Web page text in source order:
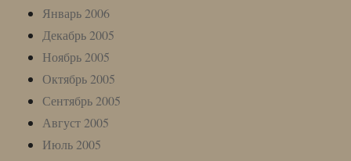
Январь 2006
Декабрь 2005
Ноябрь 2005
Октябрь 2005
Сентябрь 2005
Август 2005
Июль 2005